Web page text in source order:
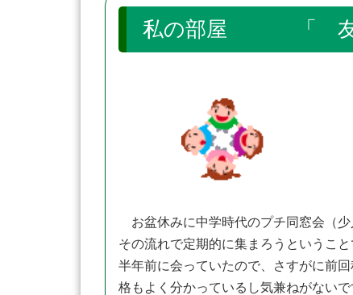
私の部屋 「 友達
お盆休みに中学時代のプチ同窓会（少
その流れで定期的に集まろうということ
半年前に会っていたので、さすがに前
格もよく分かっているし気兼ねがないで